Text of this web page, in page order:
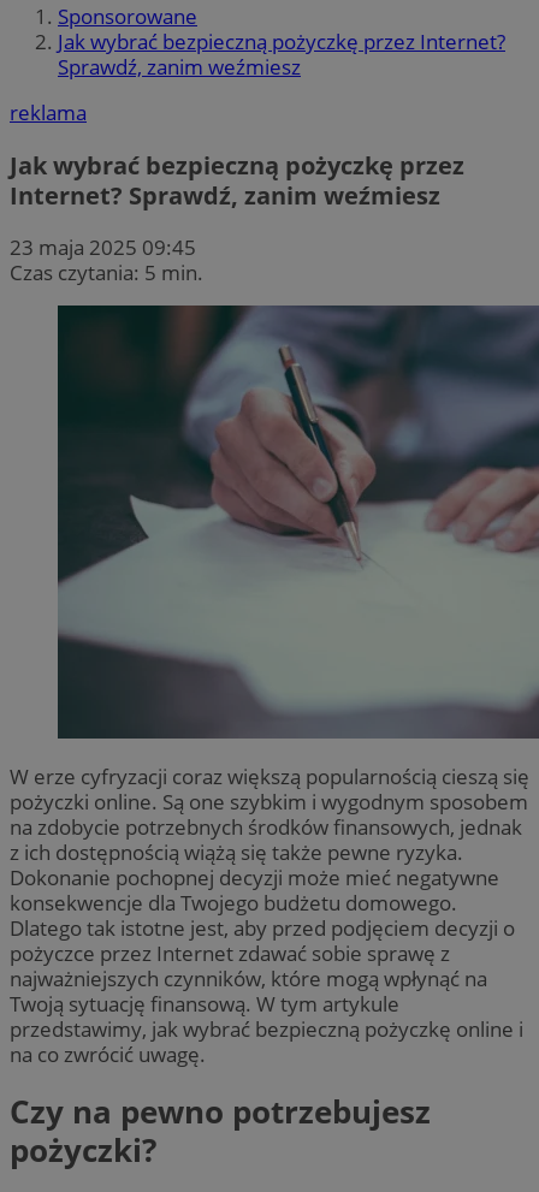
Sponsorowane
Jak wybrać bezpieczną pożyczkę przez Internet?
Sprawdź, zanim weźmiesz
reklama
Jak wybrać bezpieczną pożyczkę przez
Internet? Sprawdź, zanim weźmiesz
23 maja 2025 09:45
Czas czytania: 5 min.
W erze cyfryzacji coraz większą popularnością cieszą się
pożyczki online. Są one szybkim i wygodnym sposobem
na zdobycie potrzebnych środków finansowych, jednak
z ich dostępnością wiążą się także pewne ryzyka.
Dokonanie pochopnej decyzji może mieć negatywne
konsekwencje dla Twojego budżetu domowego.
Dlatego tak istotne jest, aby przed podjęciem decyzji o
pożyczce przez Internet zdawać sobie sprawę z
najważniejszych czynników, które mogą wpłynąć na
Twoją sytuację finansową. W tym artykule
przedstawimy, jak wybrać bezpieczną pożyczkę online i
na co zwrócić uwagę.
Czy na pewno potrzebujesz
pożyczki?